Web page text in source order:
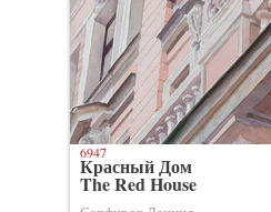
Красный Дом
The Red House
6947